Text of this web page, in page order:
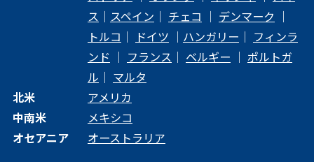
ス ｜ スペイン ｜ チェコ ｜ デンマーク ｜
トルコ ｜ ドイツ ｜ ハンガリー ｜ フィンラ
ンド ｜ フランス ｜ ベルギー ｜ ポルトガ
ル ｜ マルタ
北米
アメリカ
中南米
メキシコ
オセアニア
オーストラリア